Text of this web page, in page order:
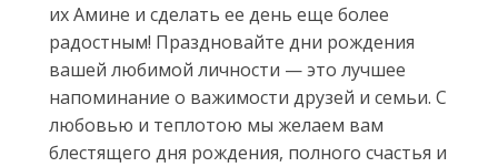
их Амине и сделать ее день еще более
радостным! Праздновайте дни рождения
вашей любимой личности — это лучшее
напоминание о важимости друзей и семьи. С
любовью и теплотою мы желаем вам
блестящего дня рождения, полного счастья и